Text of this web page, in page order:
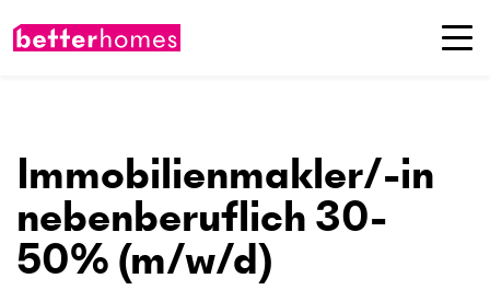
Immobilienmakler/-in
nebenberuflich 30-
50% (m/w/d)